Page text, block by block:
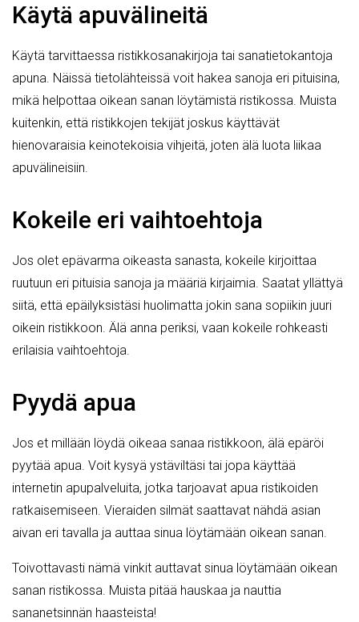
Käytä apuvälineitä
Käytä tarvittaessa ristikkosanakirjoja tai sanatietokantoja
apuna. Näissä tietolähteissä voit hakea sanoja eri pituisina,
mikä helpottaa oikean sanan löytämistä ristikossa. Muista
kuitenkin, että ristikkojen tekijät joskus käyttävät
hienovaraisia keinotekoisia vihjeitä, joten älä luota liikaa
apuvälineisiin.
Kokeile eri vaihtoehtoja
Jos olet epävarma oikeasta sanasta, kokeile kirjoittaa
ruutuun eri pituisia sanoja ja määriä kirjaimia. Saatat yllättyä
siitä, että epäilyksistäsi huolimatta jokin sana sopiikin juuri
oikein ristikkoon. Älä anna periksi, vaan kokeile rohkeasti
erilaisia vaihtoehtoja.
Pyydä apua
Jos et millään löydä oikeaa sanaa ristikkoon, älä epäröi
pyytää apua. Voit kysyä ystäviltäsi tai jopa käyttää
internetin apupalveluita, jotka tarjoavat apua ristikoiden
ratkaisemiseen. Vieraiden silmät saattavat nähdä asian
aivan eri tavalla ja auttaa sinua löytämään oikean sanan.
Toivottavasti nämä vinkit auttavat sinua löytämään oikean
sanan ristikossa. Muista pitää hauskaa ja nauttia
sananetsinnän haasteista!